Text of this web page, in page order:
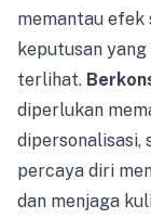
memantau efek
keputusan
terlihat.
diperlukan
dipersonalisasi,
percaya diri
dan menjaga